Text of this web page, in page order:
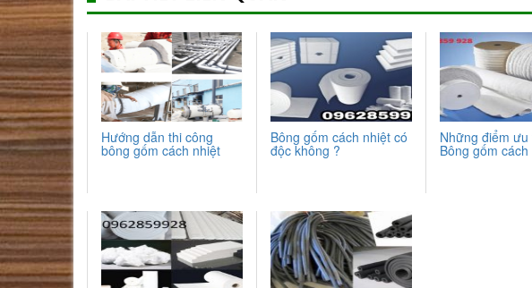
Hướng dẫn thi công
bông gốm cách nhiệt
Bông gốm cách nhiệt có
độc không ?
Những điểm ưu
Bông gốm